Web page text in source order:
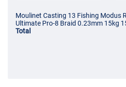
Moulinet Casting 13 Fishing Modus
Ultimate Pro-8 Braid 0.23mm 15kg
Total